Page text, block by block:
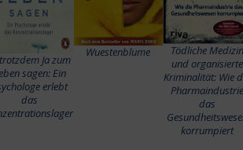
Ja zum
sagen: Ein
erlebt
das
Wuestenblume
Tödliche Medizin
und organisierte
Kriminalität: Wie
Pharmaindustrie
das
korrumpiert